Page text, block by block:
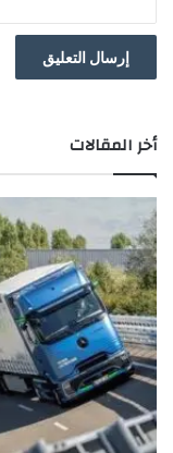
تقول “أبل” إن الهاتف
نحافته الشديدة، ونحو 40 ساعة من مشاهدة الفيديو.
أخر المقالات